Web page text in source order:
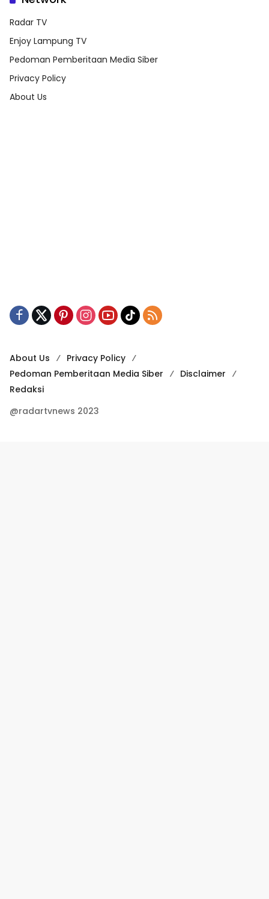
Radar TV
Enjoy Lampung TV
Pedoman Pemberitaan Media Siber
Privacy Policy
About Us
About Us
Privacy Policy
Pedoman Pemberitaan Media Siber
Disclaimer
Redaksi
@radartvnews 2023